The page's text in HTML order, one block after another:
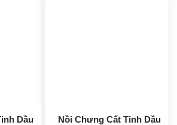
Dầu
Nồi Chưng Cất Tinh Dầu